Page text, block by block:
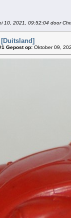
10, 2021, 09:52:04 door
[Duitsland]
Gepost op: Oktober 09,